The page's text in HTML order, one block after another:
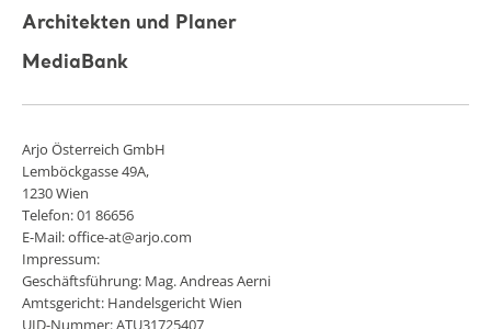
Architekten und Planer
MediaBank
Arjo Österreich GmbH
Lemböckgasse 49A,
1230 Wien
Telefon: 01 86656
E-Mail: office-at@arjo.com
Impressum:
Geschäftsführung: Mag. Andreas Aerni
Amtsgericht: Handelsgericht Wien
UID-Nummer: ATU31725407